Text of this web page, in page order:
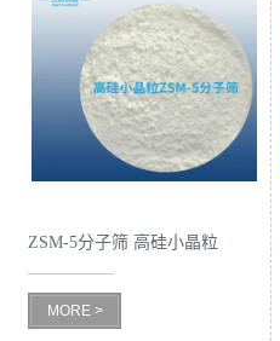
ZSM-5分子筛 高硅小晶粒
ZSM-5分子筛
MORE >